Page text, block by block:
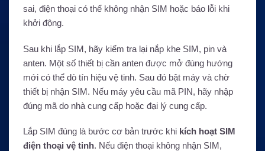
sai, điện thoại có thể không nhận SIM hoặc báo lỗi khi
khởi động.
Sau khi lắp SIM, hãy kiểm tra lại nắp khe SIM, pin và
anten. Một số thiết bị cần anten được mở đúng hướng
mới có thể dò tín hiệu vệ tinh. Sau đó bật máy và chờ
thiết bị nhận SIM. Nếu máy yêu cầu mã PIN, hãy nhập
đúng mã do nhà cung cấp hoặc đại lý cung cấp.
Lắp SIM đúng là bước cơ bản trước khi kích hoạt SIM
điện thoại vệ tinh. Nếu điện thoại không nhận SIM,